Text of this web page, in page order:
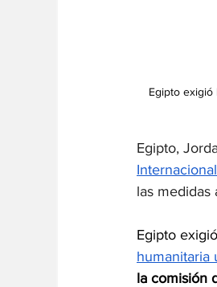
Egipto exigió
Egipto,
las medidas
Egipto
humanitaria
la comisión